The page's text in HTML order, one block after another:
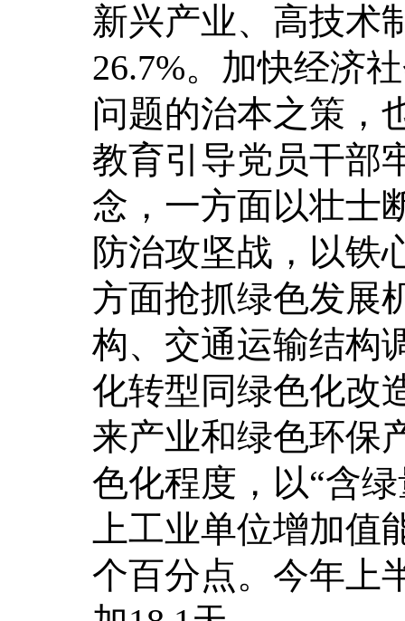
新兴产业、高技术
26.7%。加快经济
问题的治本之策，
教育引导党员干部
念，一方面以壮士
防治攻坚战，以铁
方面抢抓绿色发展
构、交通运输结构
化转型同绿色化改
来产业和绿色环保
色化程度，以“含
上工业单位增加值
个百分点。今年上